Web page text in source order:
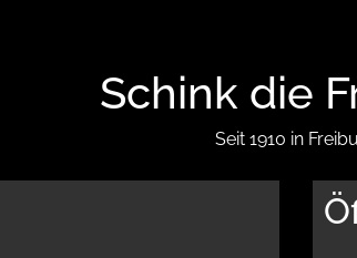
Schink die
Seit 1910 in